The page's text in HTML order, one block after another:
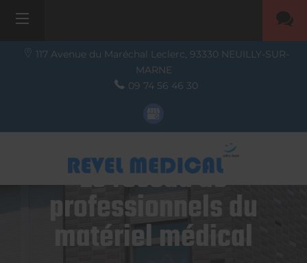
117 Avenue du Maréchal Leclerc, 93330 NEUILLY-SUR-
MARNE
09 74 56 46 30
Le réseau de
professionnels du
matériel médical